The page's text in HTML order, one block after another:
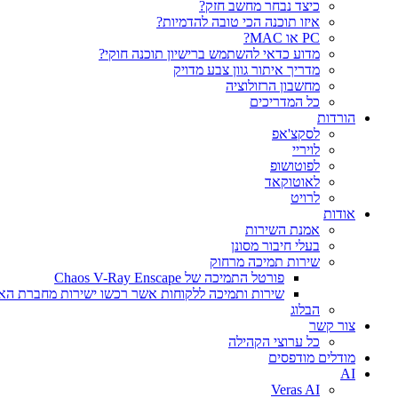
כיצד נבחר מחשב חזק?
איזו תוכנה הכי טובה להדמיות?‎‎
PC או MAC?
מדוע כדאי להשתמש ברישיון תוכנה חוקי?
מדריך איתור גוון צבע מדויק
מחשבון הרזולוציה
כל המדריכים
הורדות
לסקצ'אפ
לויריי
לפוטושופ
לאוטוקאד
לרויט
אודות
אמנת השירות
בעלי חיבור מסונן
שירות תמיכה מרחוק
פורטל התמיכה של Chaos V-Ray Enscape
שירות ותמיכה ללקוחות אשר רכשו ישירות מחברת
הבלוג
צור קשר
כל ערוצי הקהילה
מודלים מודפסים
AI
Veras AI